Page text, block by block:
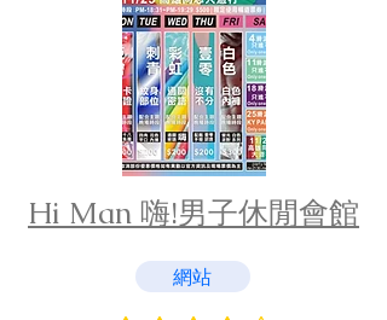
Hi Man 嗨!男子休閒會館
網站